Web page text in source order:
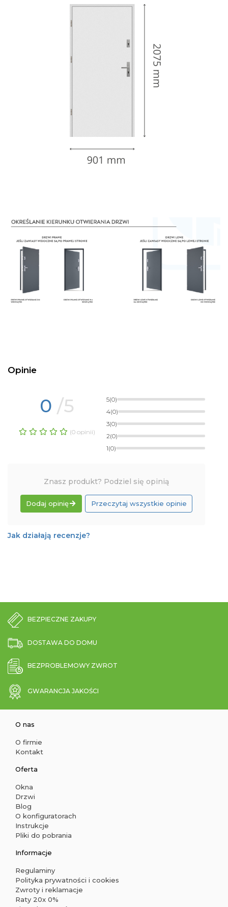
Opinie
0 /5
(0 opinii)
5(0)
4(0)
3(0)
2(0)
1(0)
Znasz produkt? Podziel się opinią
Dodaj opinię Przeczytaj wszystkie opinie
Jak działają recenzje?
BEZPIECZNE ZAKUPY
DOSTAWA DO DOMU
BEZPROBLEMOWY ZWROT
GWARANCJA JAKOŚCI
O nas
O firmie
Kontakt
Oferta
Okna
Drzwi
Blog
O konfiguratorach
Instrukcje
Pliki do pobrania
Informacje
Regulaminy
Polityka prywatności i cookies
Zwroty i reklamacje
Raty 20x 0%